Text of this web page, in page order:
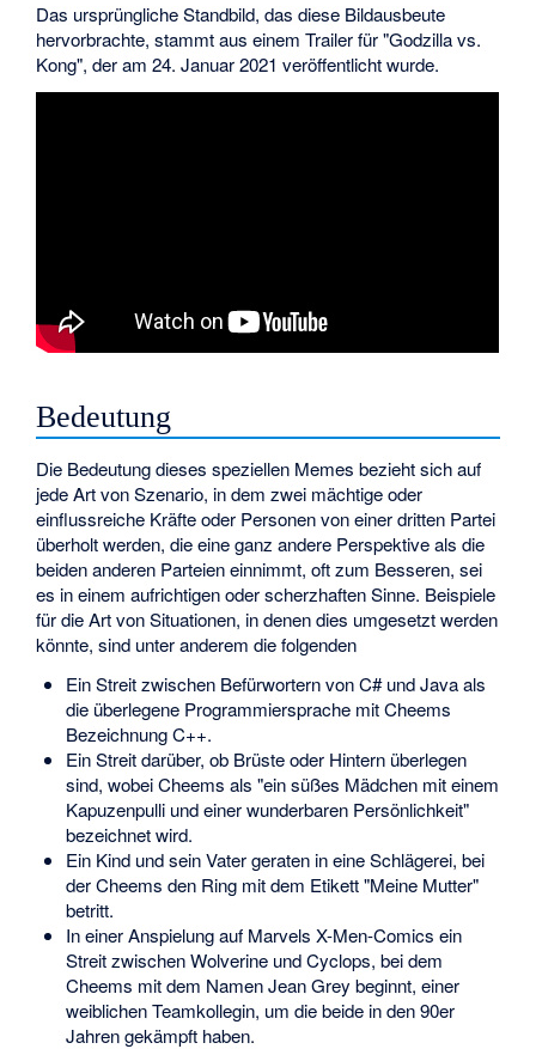
Das ursprüngliche Standbild, das diese Bildausbeute
hervorbrachte, stammt aus einem Trailer für "Godzilla vs.
Kong", der am 24. Januar 2021 veröffentlicht wurde.
Bedeutung
Die Bedeutung dieses speziellen Memes bezieht sich auf
jede Art von Szenario, in dem zwei mächtige oder
einflussreiche Kräfte oder Personen von einer dritten Partei
überholt werden, die eine ganz andere Perspektive als die
beiden anderen Parteien einnimmt, oft zum Besseren, sei
es in einem aufrichtigen oder scherzhaften Sinne. Beispiele
für die Art von Situationen, in denen dies umgesetzt werden
könnte, sind unter anderem die folgenden
Ein Streit zwischen Befürwortern von C# und Java als
die überlegene Programmiersprache mit Cheems
Bezeichnung C++.
Ein Streit darüber, ob Brüste oder Hintern überlegen
sind, wobei Cheems als "ein süßes Mädchen mit einem
Kapuzenpulli und einer wunderbaren Persönlichkeit"
bezeichnet wird.
Ein Kind und sein Vater geraten in eine Schlägerei, bei
der Cheems den Ring mit dem Etikett "Meine Mutter"
betritt.
In einer Anspielung auf Marvels X-Men-Comics ein
Streit zwischen Wolverine und Cyclops, bei dem
Cheems mit dem Namen Jean Grey beginnt, einer
weiblichen Teamkollegin, um die beide in den 90er
Jahren gekämpft haben.